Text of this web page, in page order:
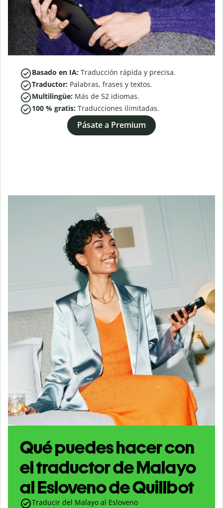
Basado en IA: Traducción rápida y precisa.
Traductor: Palabras, frases y textos.
Multilingüe: Más de 52 idiomas.
100 % gratis: Traducciones ilimitadas.
Pásate a Premium
Qué puedes hacer con
el traductor de Malayo
al Esloveno de Quillbot
Traducir del Malayo al Esloveno